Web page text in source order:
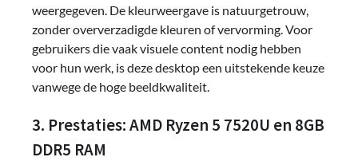
weergegeven. De kleurweergave is natuurgetrouw,
zonder oververzadigde kleuren of vervorming. Voor
gebruikers die vaak visuele content nodig hebben
voor hun werk, is deze desktop een uitstekende keuze
vanwege de hoge beeldkwaliteit.
3. Prestaties: AMD Ryzen 5 7520U en 8GB
DDR5 RAM